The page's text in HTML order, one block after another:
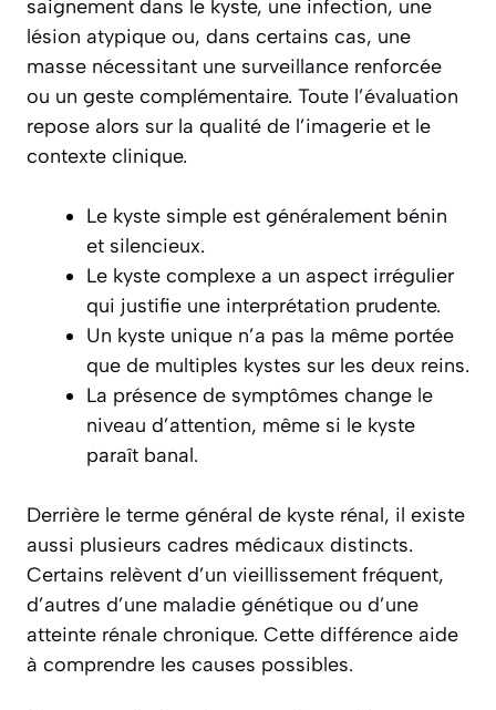
saignement dans le kyste, une infection, une
lésion atypique ou, dans certains cas, une
masse nécessitant une surveillance renforcée
ou un geste complémentaire. Toute l’évaluation
repose alors sur la qualité de l’imagerie et le
contexte clinique.
Le kyste simple est généralement bénin
et silencieux.
Le kyste complexe a un aspect irrégulier
qui justifie une interprétation prudente.
Un kyste unique n’a pas la même portée
que de multiples kystes sur les deux reins.
La présence de symptômes change le
niveau d’attention, même si le kyste
paraît banal.
Derrière le terme général de kyste rénal, il existe
aussi plusieurs cadres médicaux distincts.
Certains relèvent d’un vieillissement fréquent,
d’autres d’une maladie génétique ou d’une
atteinte rénale chronique. Cette différence aide
à comprendre les causes possibles.